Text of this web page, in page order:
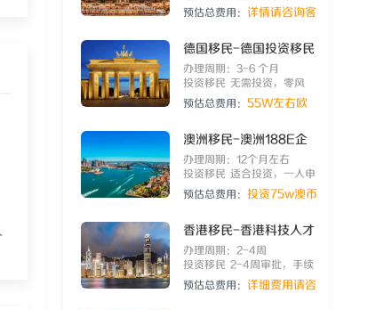
主，杰出人才移居澳门通
道！
预估总费用： 详情请咨询客
德国移民-德国投资移民
办理周期：3-6 个月
投资移民 无需投资，零风
险，可自由工作创业
预估总费用： 55W左右欧
澳洲移民-澳洲188E企
业家类别签证
办理周期：12个月左右
投资移民 适合投资，一人申
请，全家移民澳洲
预估总费用： 投资75w澳币
香港移民-香港科技人才
计划
办理周期：2-4周
投资移民 2-4周审批，手续
简单，科创环境优越
预估总费用： 详细费用请咨